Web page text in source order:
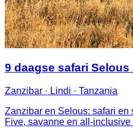
9 daagse safari Selous
Zanzibar · Lindi · Tanzania
Zanzibar en Selous: safari en
Five, savanne en all-